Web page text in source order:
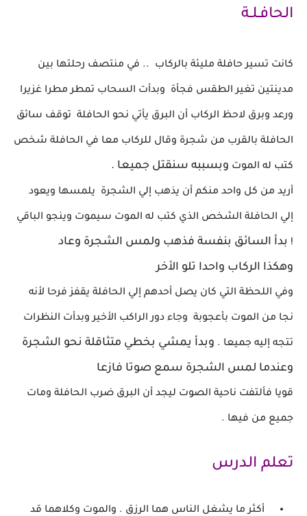
الحافـلـة
كانت تسير حافلة مليئة بالركاب .. في منتصف رحلتها بين
مدينتين تغيرالطقس فجأة وبدأت السحاب تمطرمطرا غزيرا
ورعد وبرق لاحظ الركاب أن البرق يأتي نحو الحافلة توقف سائق
الحافلة بالقرب من شجرة وقال للركاب معا في الحافلة شخص
كتب له الموت وبسببه سنقتل جميعا .
أريد من كل واحد منكم أن يذهب إلي الشجرة يلمسها ويعود
إلي الحافلة الشخص الذي كتب له الموت سيموت وينجو الباقي
! بدأ السائق بنفسة فذهب ولمس الشجرة وعاد
وهكذا الركاب واحدا تلو الأخر
وفي اللحظة التي كان يصل أحدهم إلي الحافلة يقفز فرحا لأنه
نجا من الموت بأعجوبة وجاء دور الراكب الأخير وبدأت النظرات
تتجه إليه جميعا . وبدأ يمشي بخطي متثاقلة نحو الشجرة
وعندما لمس الشجرة سمع صوتا فازعا
قويا فألتفت ناحية الصوت ليجد أن البرق ضرب الحافلة ومات
جميع من فيها .
تعلم الدرس
أكثر ما يشغل الناس هما الرزق . والموت وكلاهما قد